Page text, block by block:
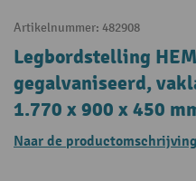
Artikelnummer: 482908
Legbordstelling
gegalvaniseerd,
1.770 x 900 x 450
Naar de productomschrijving